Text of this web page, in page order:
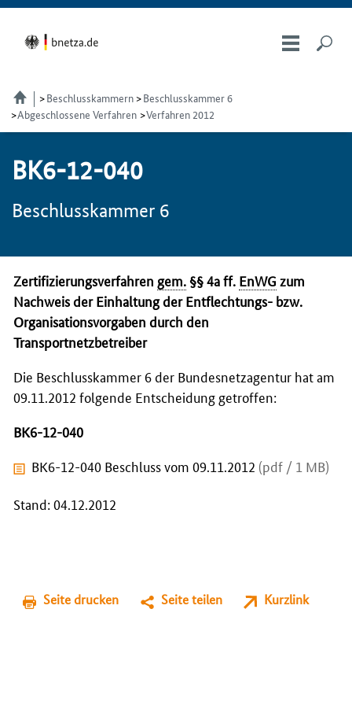
Beschlusskammern
Beschlusskammer 6
Abgeschlossene Verfahren Verfahren 2012
BK6-12-040
Beschlusskammer 6
Zertifizierungsverfahren gem.§§ 4a ff. EnWG zum
Nachweis der Einhaltung der Entflechtungs- bzw.
Organisationsvorgaben durch den
Transportnetzbetreiber
Die Beschlusskammer 6 der Bundesnetzagentur hat am
09.11.2012 folgende Entscheidung getroffen:
BK6-12-040
BK6-12-040 Beschluss vom 09.11.2012 (pdf / 1 MB)
Stand: 04.12.2012
Seite drucken Seite teilen Kurzlink